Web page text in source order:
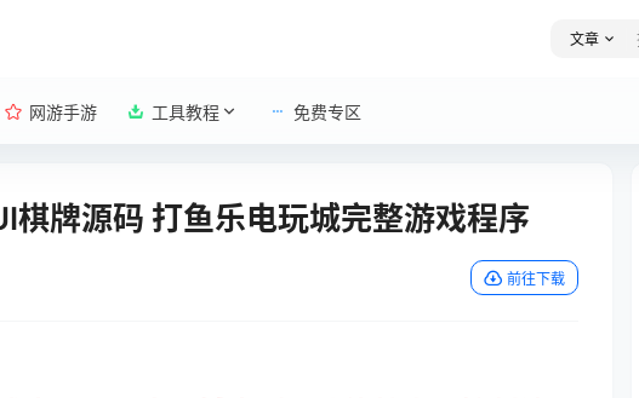
文章
网游手游 工具教程 免费专区
牌源码 打鱼乐电玩城完整游戏程序
前往下载